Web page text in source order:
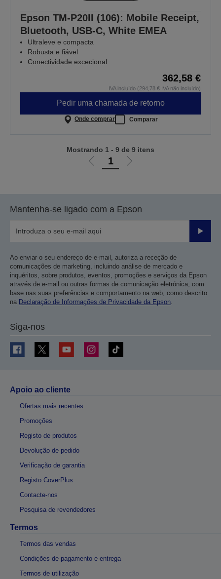
Epson TM-P20II (106): Mobile Receipt,
Bluetooth, USB-C, White EMEA
Ultraleve e compacta
Robusta e fiável
Conectividade excecional
362,58 €
IVA incluído (294,78 € IVA não incluído)
Pedir uma chamada de retorno
Onde comprar Comparar
Ir
anterior
1
Ir
página
Mostrando 1 - 9 de 9 itens
Mantenha-se ligado com a Epson
Enviar
Ao enviar o seu endereço de e-mail, autoriza a receção de
comunicações de marketing, incluindo análise de mercado e
inquéritos, sobre produtos, eventos, promoções e serviços da Epson
através de e-mail ou outras formas de comunicação eletrónica, com
base nas suas preferências e comportamento na web, como descrito
na Declaração de Informações de Privacidade da Epson
Siga-nos
Apoio ao cliente
Ofertas mais recentes
Promoções
Registo de produtos
Devolução de pedido
Verificação de garantia
Registo CoverPlus
Contacte-nos
Pesquisa de revendedores
Termos
Termos das vendas
Condições de pagamento e entrega
Termos de utilização